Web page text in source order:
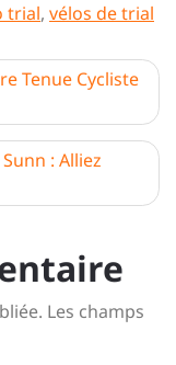
trial, vélos de trial
Tenue Cycliste
: Alliez
Les champs